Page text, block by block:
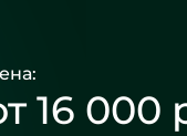
16 000